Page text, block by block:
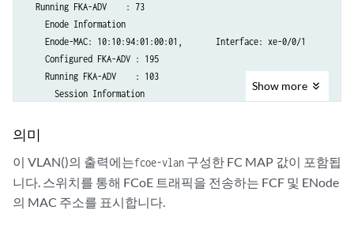
    }
class-of-service {
    classifiers {
        ieee-802.1 pfc-class {
        import default;
        forwarding-class fcoe {
    }
    forwarding-classes {
        class fcoe queue-num 3;
    }
    congestion-notification-profile {
  Running FKA-ADV    : 73
    Enode Information
    Enode-MAC: 10:10:94:01:00:01,       Interface: xe-0/0/1
    Configured FKA-ADV : 195
    Running FKA-ADV    : 103
      Session Information
      VN-Port MAC: 0E:FC:03:01:0B:01,   FKA-ADV : 194
  FCF Information
  FCF-MAC            : 40:10:94:01:00:00
  Active Sessions    : 2
  Configured FKA-ADV : 258
Show more
의미
이 VLAN()의 출력에는fcoe-vlan 구성한 FC MAP 값이 포함됩
니다. 스위치를 통해 FCoE 트래픽을 전송하는 FCF 및 ENode
의 MAC 주소를 표시합니다.